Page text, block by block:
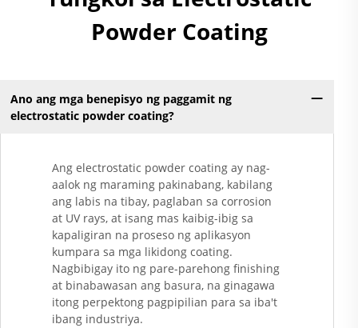
Powder Coating
Ano ang mga benepisyo ng paggamit ng
electrostatic powder coating?
Ang electrostatic powder coating ay nag-
aalok ng maraming pakinabang, kabilang
ang labis na tibay, paglaban sa corrosion
at UV rays, at isang mas kaibig-ibig sa
kapaligiran na proseso ng aplikasyon
kumpara sa mga likidong coating.
Nagbibigay ito ng pare-parehong finishing
at binabawasan ang basura, na ginagawa
itong perpektong pagpipilian para sa iba't
ibang industriya.